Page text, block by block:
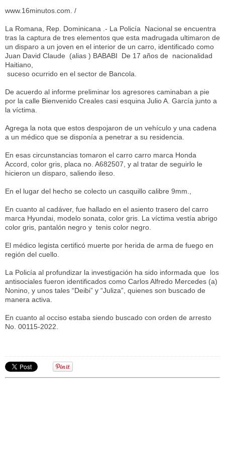
www.16minutos.com. /
La Romana, Rep. Dominicana .- La Policía Nacional se encuentra
tras la captura de tres elementos que esta madrugada ultimaron de
un disparo a un joven en el interior de un carro, identificado como
Juan David Claude (alias ) BABABI De 17 años de nacionalidad
Haitiano,
suceso ocurrido en el sector de Bancola.
De acuerdo al informe preliminar los agresores caminaban a pie
por la calle Bienvenido Creales casi esquina Julio A. García junto a
la víctima.
Agrega la nota que estos despojaron de un vehículo y una cadena
a un médico que se disponía a penetrar a su residencia.
En esas circunstancias tomaron el carro carro marca Honda
Accord, color gris, placa no. A682507, y al tratar de seguirlo le
hicieron un disparo, saliendo ileso.
En el lugar del hecho se colecto un casquillo calibre 9mm.,
En cuanto al cadáver, fue hallado en el asiento trasero del carro
marca Hyundai, modelo sonata, color gris. La víctima vestía abrigo
color gris, pantalón negro y tenis color negro.
El médico legista certificó muerte por herida de arma de fuego en
región del cuello.
La Policía al profundizar la investigación ha sido informada que los
antisociales fueron identificados como Carlos Alfredo Mercedes (a)
Nonino, y unos tales “Deibi” y “Juliza”, quienes son buscado de
manera activa.
En cuanto al occiso estaba siendo buscado con orden de arresto
No. 00115-2022.